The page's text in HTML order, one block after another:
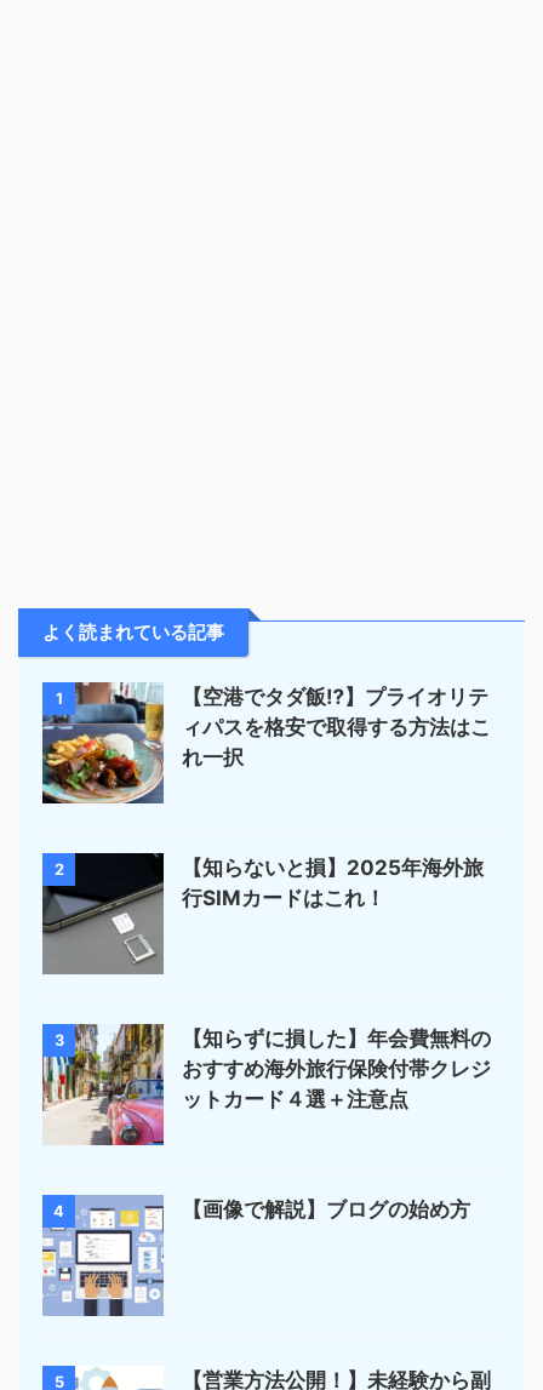
よく読まれている記事
1
【空港でタダ飯⁉︎】プライオリテ
ィパスを格安で取得する方法はこ
れ一択
2
【知らないと損】2025年海外旅
行SIMカードはこれ！
3
【知らずに損した】年会費無料の
おすすめ海外旅行保険付帯クレジ
ットカード４選＋注意点
4 【画像で解説】ブログの始め方
5
【営業方法公開！】未経験から副